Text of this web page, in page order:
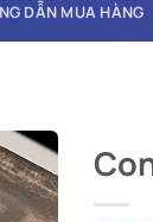
DẪN MUA HÀNG